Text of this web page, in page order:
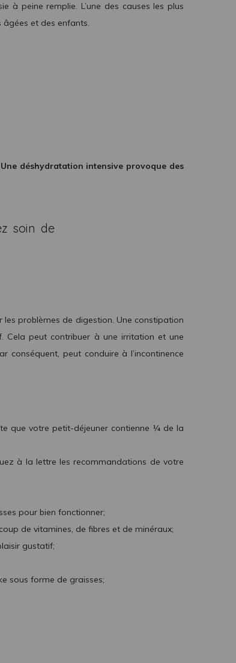
à peine remplie. L’une des causes les plus
et des enfants.
Une déshydratation intensive provoque des
soin de
les problèmes de digestion. Une constipation
Cela peut contribuer à une irritation et une
conséquent, peut conduire à l’incontinence
que votre petit-déjeuner contienne ¼ de la
à la lettre les recommandations de votre
pour bien fonctionner;
de vitamines, de fibres et de minéraux;
gustatif;
sous forme de graisses;